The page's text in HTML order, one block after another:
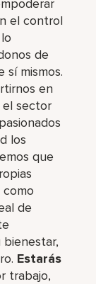
el control
de
sí mismos.
en
el sector
los
que
de
Estarás
trabajo,​